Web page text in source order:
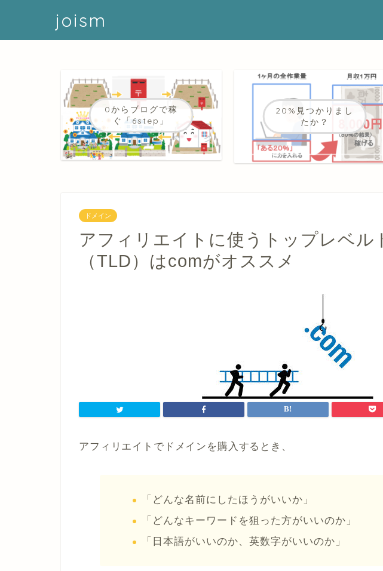
joism
0からブログで稼
ぐ「6step」
20%見つかりまし
たか？
ドメイン
アフィリエイトに使うトップレベル
（TLD）はcomがオススメ
アフィリエイトでドメインを購入するとき、
「どんな名前にしたほうがいいか」
「どんなキーワードを狙った方がいいのか」
「日本語がいいのか、英数字がいいのか」